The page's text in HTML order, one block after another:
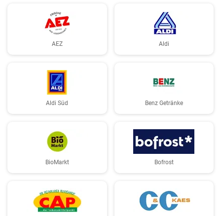
AEZ Aldi
Aldi Süd Benz Getränke
BioMarkt Bofrost